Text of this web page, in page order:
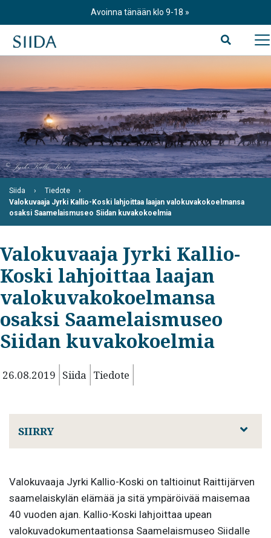
Avoinna tänään klo 9-18
Siida
Tiedote
Valokuvaaja Jyrki Kallio-Koski lahjoittaa laajan valokuvakokoelmansa
osaksi Saamelaismuseo Siidan kuvakokoelmia
Valokuvaaja Jyrki Kallio-
Koski lahjoittaa laajan
valokuvakokoelmansa
osaksi Saamelaismuseo
Siidan kuvakokoelmia
26.08.2019 Siida Tiedote
SIIRRY
Valokuvaaja Jyrki Kallio-Koski on taltioinut Raittijärven
saamelaiskylän elämää ja sitä ympäröivää maisemaa
40 vuoden ajan. Kallio-Koski lahjoittaa upean
valokuvadokumentaationsa Saamelaismuseo Siidalle